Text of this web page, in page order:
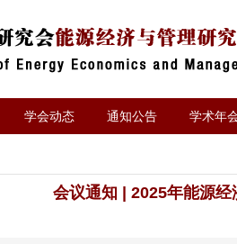
学会动态 通知公告 学术年
会议通知 | 2025年能源